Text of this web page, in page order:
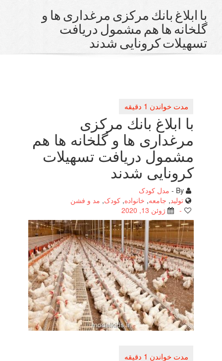
ابلاغ بانك مركزی مرغداری ها و
ها هم مشمول دریافت
كرونایی شدند
با ابلاغ بانك مركزی
مرغداری ها و گلخانه ها هم
مشمول دریافت تسهیلات
كرونایی شدند
مدل کودک
جامعه,خانواده, کودک,مد و فشن
ژوئن 13, 2020